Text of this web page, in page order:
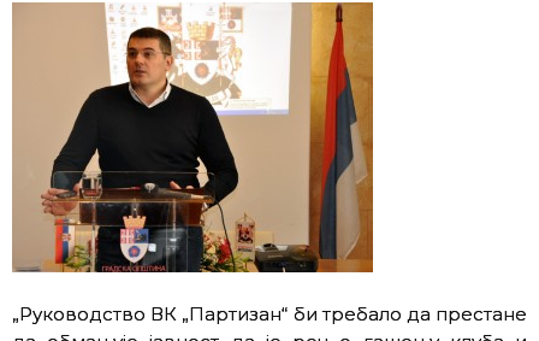
„Руководство ВК „Партизан“ би требало да престане